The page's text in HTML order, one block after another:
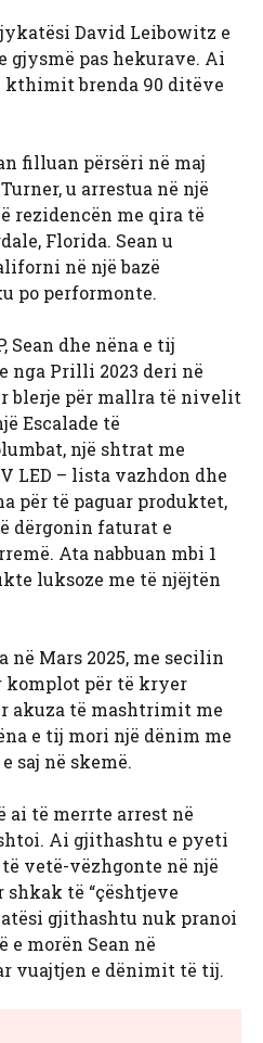
David Leibowitz e
gjysmë pas hekurave. Ai
kthimit brenda 90 ditëve
filluan përsëri në maj
u arrestua në një
rezidencën me qira të
Florida. Sean u
në një bazë
po performonte.
Sean dhe nëna e tij
nga Prilli 2023 deri në
blerje për mallra të nivelit
Escalade të
një shtrat me
LED – lista vazhdon dhe
për të paguar produktet,
dërgonin faturat e
Ata nabbuan mbi 1
luksoze me të njëjtën
në Mars 2025, me secilin
komplot për të kryer
akuza të mashtrimit me
e tij mori një dënim me
saj në skemë.
ai të merrte arrest në
Ai gjithashtu e pyeti
vetë-vëzhgonte në një
shkak të “çështjeve
gjithashtu nuk pranoi
e morën Sean në
vuajtjen e dënimit të tij.